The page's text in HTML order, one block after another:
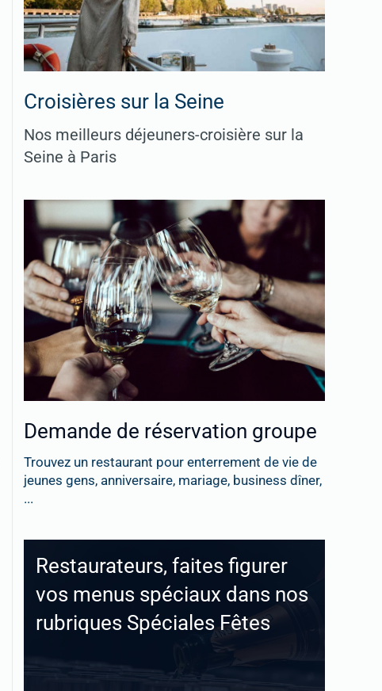
Croisières sur la Seine
Nos meilleurs déjeuners-croisière sur la
Seine à Paris
Demande de réservation groupe
Trouvez un restaurant pour enterrement de vie de
jeunes gens, anniversaire, mariage, business dîner,
...
Restaurateurs, faites figurer
vos menus spéciaux dans nos
rubriques Spéciales Fêtes